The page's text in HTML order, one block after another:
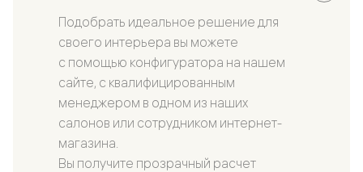
Подобрать идеальное решение для
своего интерьера вы можете
с помощью конфигуратора на нашем
сайте, с квалифицированным
менеджером в одном из наших
салонов или сотрудником интернет-
магазина.
Вы получите прозрачный расчет